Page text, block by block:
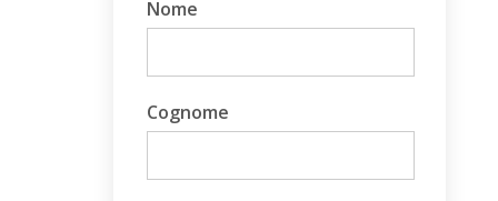
Nome
Cognome